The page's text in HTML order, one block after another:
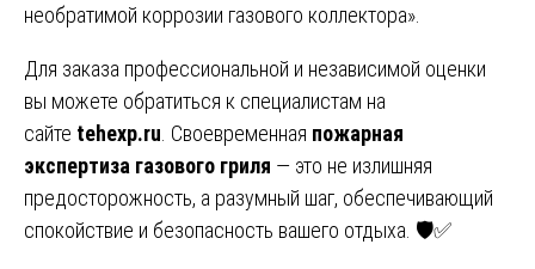
необратимой коррозии газового коллектора».
Для заказа профессиональной и независимой оценки
вы можете обратиться к специалистам на
сайте tehexp.ru . Своевременная пожарная
экспертиза газового гриля — это не излишняя
предосторожность, а разумный шаг, обеспечивающий
спокойствие и безопасность вашего отдыха. 🛡️✅